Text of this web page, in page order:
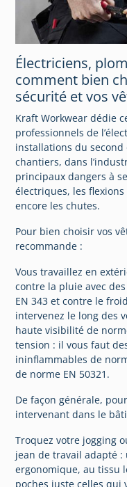
Électriciens,
comment bien
sécurité et vos
Kraft Workwear dédie
professionnels de
installations du
chantiers, dans
principaux dangers à
électriques, les
encore les chutes.
Pour bien choisir vos
recommande :
Vous travaillez en
contre la pluie avec
EN 343 et contre le
intervenez le long des
haute visibilité de
tension : il vous faut
ininflammables de
de norme EN 50321.
De façon générale,
intervenant dans le
Troquez votre jogging
jean de travail adapté
ergonomique, au tissu
poches juste celles qui